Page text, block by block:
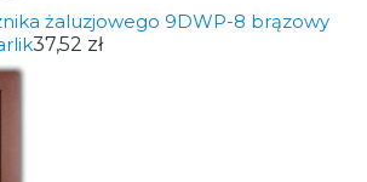
żaluzjowego 9DWP-8 brązowy
37,52 zł